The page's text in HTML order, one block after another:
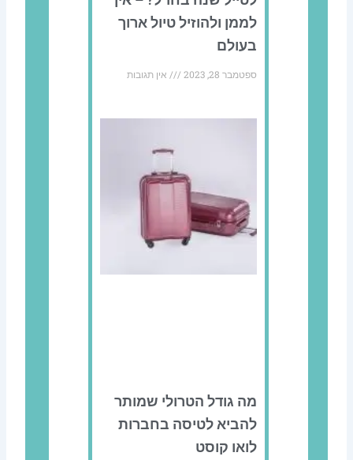
לממן ולהוזיל טיול ארוך
בעולם
ספטמבר 28, 2023 אין תגובות
מה גודל הטרולי שמותר
להביא לטיסה בחברות
לואו קוסט